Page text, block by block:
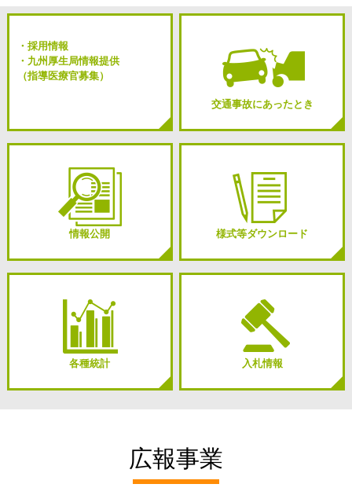
・採用情報
・九州厚生局情報提供
（指導医療官募集）
交通事故にあったとき
情報公開 様式等ダウンロード
各種統計 入札情報
広報事業